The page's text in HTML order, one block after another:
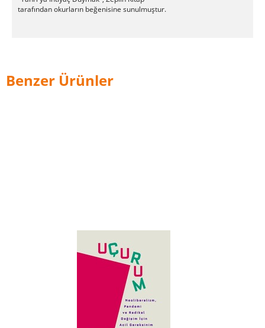
tarafından okurların beğenisine sunulmuştur.
Benzer Ürünler